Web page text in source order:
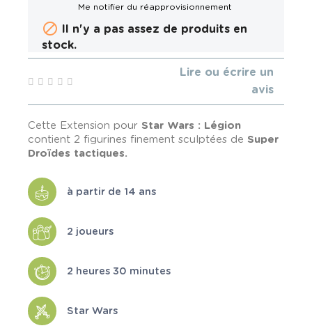
 Il n'y a pas assez de produits en
stock.
Lire ou écrire un
avis
Cette Extension pour Star Wars : Légion
contient 2 figurines finement sculptées de Super
Droïdes tactiques.
à partir de 14 ans
2 joueurs
2 heures 30 minutes
Star Wars